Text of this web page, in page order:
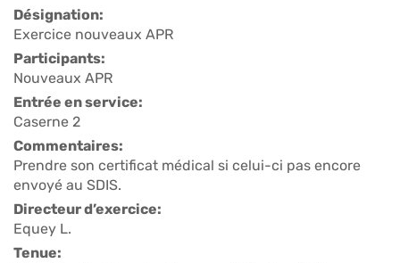
Désignation:
Exercice nouveaux APR
Participants:
Nouveaux APR
Entrée en service:
Caserne 2
Commentaires:
Prendre son certificat médical si celui-ci pas encore
envoyé au SDIS.
Directeur d’exercice:
Equey L.
Tenue: